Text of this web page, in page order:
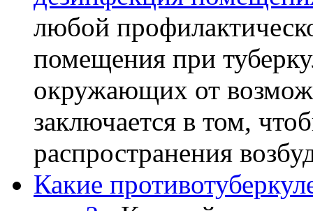
любой
помещения при
окружающих от
заключается в том,
распространения
Какие